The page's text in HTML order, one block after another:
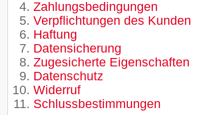
Zahlungsbedingungen
Verpflichtungen des Kunden
Haftung
Datensicherung
Zugesicherte Eigenschaften
Datenschutz
Widerruf
Schlussbestimmungen